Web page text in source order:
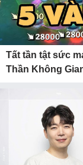
Tất tần tật sức
Thần Không